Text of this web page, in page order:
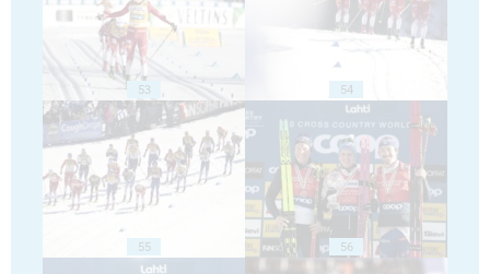
53 54
55 56